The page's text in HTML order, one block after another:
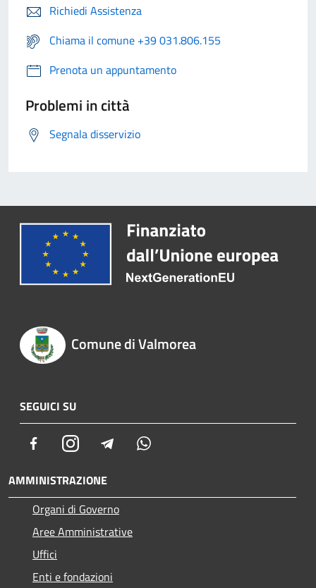
Richiedi Assistenza
Chiama il comune +39 031.806.155
Prenota un appuntamento
Problemi in città
Segnala disservizio
Comune di Valmorea
SEGUICI SU
FacebookInstagram Telegram
AMMINISTRAZIONE
Organi di Governo
Aree Amministrative
Uffici
Enti e fondazioni